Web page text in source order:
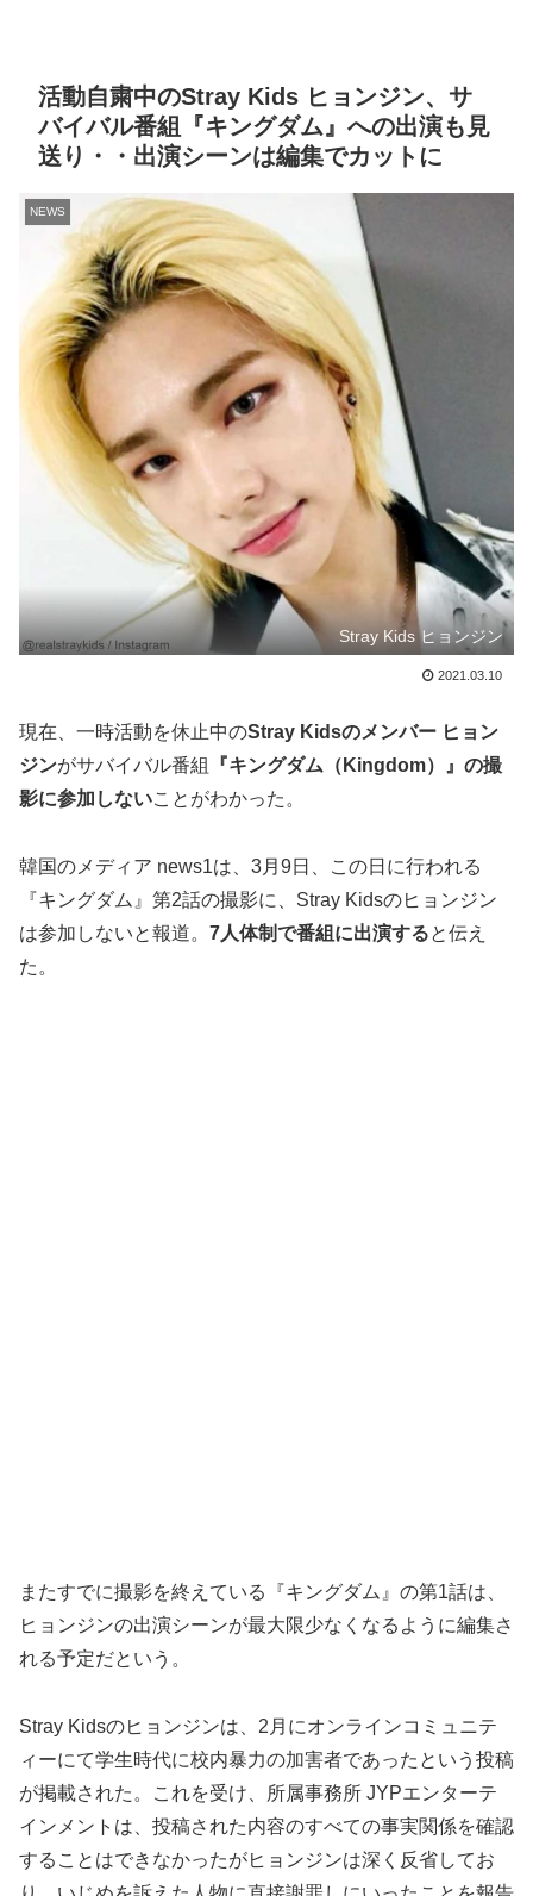
活動自粛中のStray Kids ヒョンジン、サ
バイバル番組『キングダム』への出演も見
送り・・出演シーンは編集でカットに
NEWS
Stray Kids ヒョンジン
2021.03.10
現在、一時活動を休止中のStray Kidsのメンバー ヒョン
ジンがサバイバル番組
『キングダム（Kingdom）』の撮
影に参加しないことがわかった。
韓国のメディア news1は、3月9日、この日に行われる
『キングダム』第2話の撮影に、Stray Kidsのヒョンジン
は参加しないと報道。 7人体制で番組に出演すると伝え
た。
またすでに撮影を終えている『キングダム』の第1話は、
ヒョンジンの出演シーンが最大限少なくなるように編集さ
れる予定だという。
Stray Kidsのヒョンジンは、2月にオンラインコミュニテ
ィーにて学生時代に校内暴力の加害者であったという投稿
が掲載された。これを受け、所属事務所 JYPエンターテ
インメントは、投稿された内容のすべての事実関係を確認
することはできなかったがヒョンジンは深く反省してお